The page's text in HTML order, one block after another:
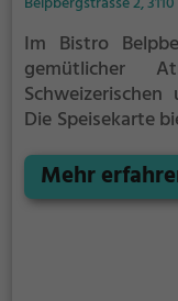
Im Bistro
gemütlicher
Die Speisekarte
Brunchangebot.
an erfrischenden
Mehr